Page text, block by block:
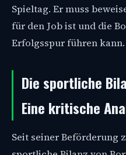
Spieltag. Er muss
für den Job ist und die
Erfolgsspur führen kann.
Die sportliche
Eine kritische
Seit seiner Beförderung